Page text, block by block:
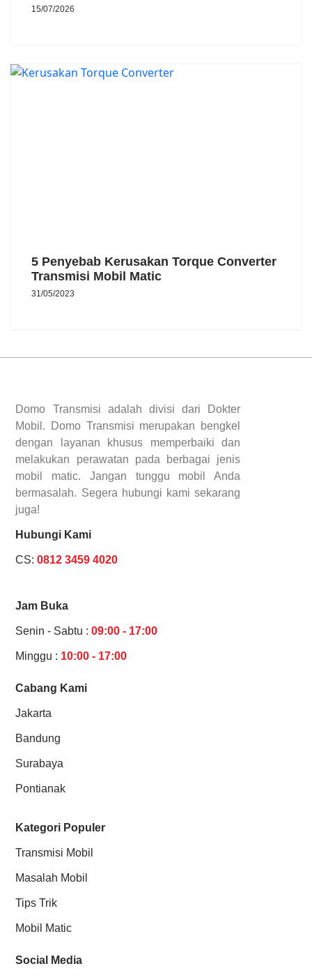
15/07/2026
5 Penyebab Kerusakan Torque Converter
Transmisi Mobil Matic
31/05/2023
Domo Transmisi adalah divisi dari Dokter
Mobil. Domo Transmisi merupakan bengkel
dengan layanan khusus memperbaiki dan
melakukan perawatan pada berbagai jenis
mobil matic. Jangan tunggu mobil Anda
bermasalah. Segera hubungi kami sekarang
juga!
Hubungi Kami
CS:0812 3459 4020
Jam Buka
Senin - Sabtu :09:00 - 17:00
Minggu : 10:00 - 17:00
Cabang Kami
Jakarta
Bandung
Surabaya
Pontianak
Kategori Populer
Transmisi Mobil
Masalah Mobil
Tips Trik
Mobil Matic
Social Media